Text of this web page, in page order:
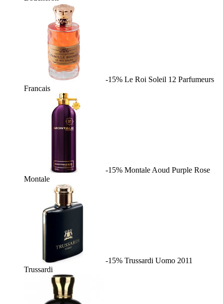
-15% Le Roi Soleil 12 Parfumeurs
Francais
-15% Montale Aoud Purple Rose
Montale
-15% Trussardi Uomo 2011
Trussardi